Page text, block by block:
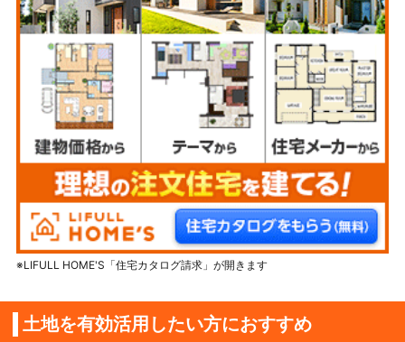
※LIFULL HOME'S「住宅カタログ請求」が開きます
土地を有効活用したい方におすすめ